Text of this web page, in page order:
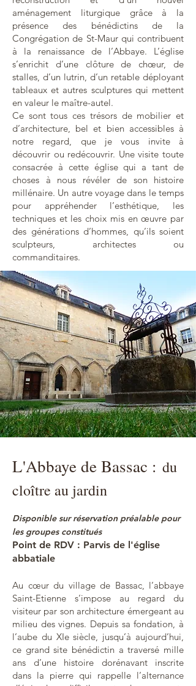
aménagement liturgique grâce à la
présence des bénédictins de la
Congrégation de St-Maur qui contribuent
à la renaissance de l’Abbaye. L’église
s’enrichit d’une clôture de chœur, de
stalles, d’un lutrin, d’un retable déployant
tableaux et autres sculptures qui mettent
en valeur le maître-autel.
Ce sont tous ces trésors de mobilier et
d’architecture, bel et bien accessibles à
notre regard, que je vous invite à
découvrir ou redécouvrir. Une visite toute
consacrée à cette église qui a tant de
choses à nous révéler de son histoire
millénaire. Un autre voyage dans le temps
pour appréhender l’esthétique, les
techniques et les choix mis en œuvre par
des générations d’hommes, qu’ils soient
sculpteurs, architectes ou
commanditaires.
L'Abbaye de Bassac : du
cloître au jardin
Disponible sur réservation préalable pour
les groupes constitués
Point de RDV : Parvis de l'église
abbatiale
Au cœur du village de Bassac, l’abbaye
Saint-Etienne s’impose au regard du
visiteur par son architecture émergeant au
milieu des vignes. Depuis sa fondation, à
l’aube du XIe siècle, jusqu’à aujourd’hui,
ce grand site bénédictin a traversé mille
ans d’une histoire dorénavant inscrite
dans la pierre qui rappelle l’alternance